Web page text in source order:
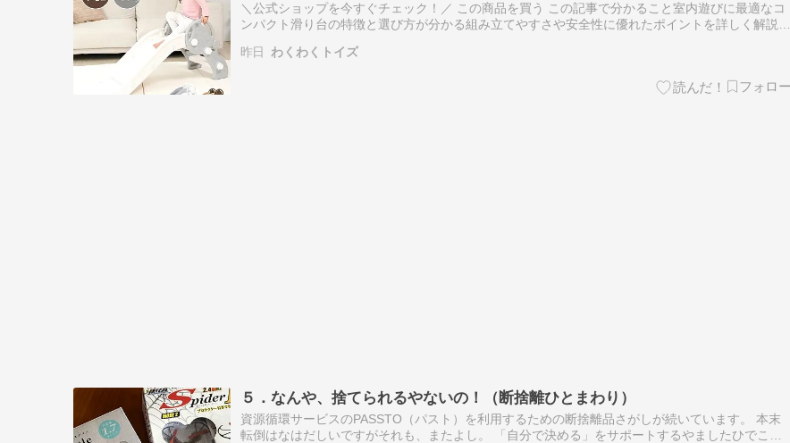
＼公式ショップを今すぐチェック！／ この商品を買う この記事で分かること室内遊びに最適なコ
ンパクト滑り台の特徴と選び方が分かる組み立てやすさや安全性に優れたポイントを詳しく解説実
子さんの遊…
昨日 わくわくトイズ
５．なんや、捨てられるやないの！（断捨離ひとまわり）
資源循環サービスのPASSTO（パスト）を利用するための断捨離品さがしが続いています。 本末
転倒はなはだしいですがそれも、またよし。 「自分で決める」をサポートするやましたひでこ公